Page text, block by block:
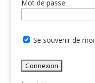
Mot de passe
Se souvenir de moi